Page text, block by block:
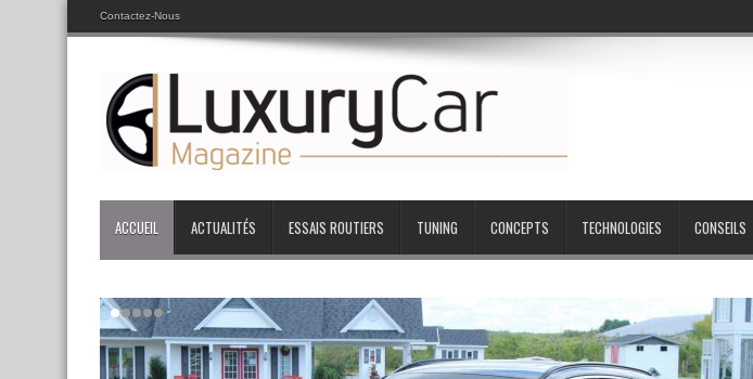
Contactez-Nous
ACCUEIL ACTUALITÉS ESSAIS ROUTIERS TUNING CONCEPTS TECHNOLOGIES CONSEILS